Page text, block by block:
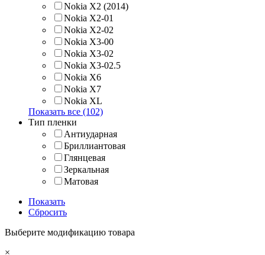
Nokia X2 (2014)
Nokia X2-01
Nokia X2-02
Nokia X3-00
Nokia X3-02
Nokia X3-02.5
Nokia X6
Nokia X7
Nokia XL
Показать все (102)
Тип пленки
Антиударная
Бриллиантовая
Глянцевая
Зеркальная
Матовая
Показать
Сбросить
Выберите модификацию товара
×